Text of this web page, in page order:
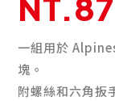
一組用於
塊。
附螺絲和六角扳